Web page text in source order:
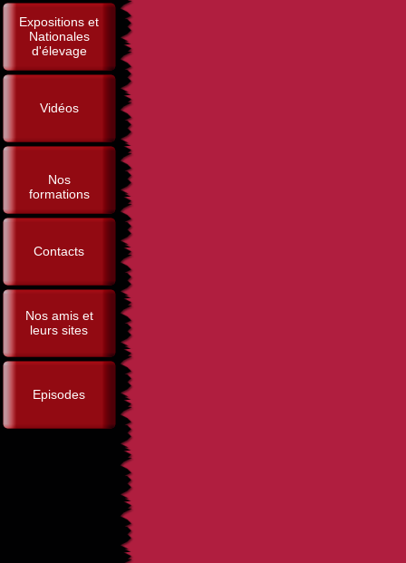
Expositions et
Nationales
d'élevage
Vidéos
Nos
formations
Contacts
Nos amis et
leurs sites
Episodes